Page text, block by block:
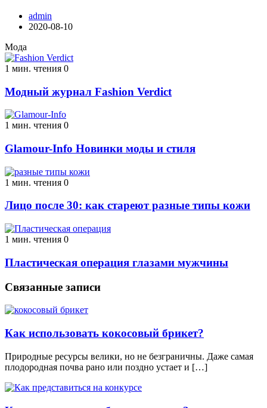
admin
2020-08-10
Мода
1 мин. чтения 0
Модный журнал Fashion Verdict
1 мин. чтения 0
Glamour-Info Новинки моды и стиля
1 мин. чтения 0
Лицо после 30: как стареют разные типы кожи
1 мин. чтения 0
Пластическая операция глазами мужчины
Связанные записи
Как использовать кокосовый брикет?
Природные ресурсы велики, но не безграничны. Даже самая
плодородная почва рано или поздно устает и […]